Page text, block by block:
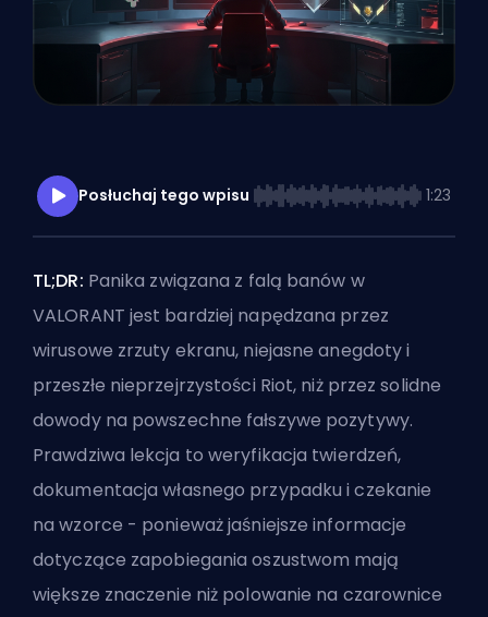
Posłuchaj tego wpisu 1:23
TL;DR: Panika związana z falą banów w
VALORANT jest bardziej napędzana przez
wirusowe zrzuty ekranu, niejasne anegdoty i
przeszłe nieprzejrzystości Riot, niż przez solidne
dowody na powszechne fałszywe pozytywy.
Prawdziwa lekcja to weryfikacja twierdzeń,
dokumentacja własnego przypadku i czekanie
na wzorce - ponieważ jaśniejsze informacje
dotyczące zapobiegania oszustwom mają
większe znaczenie niż polowanie na czarownice